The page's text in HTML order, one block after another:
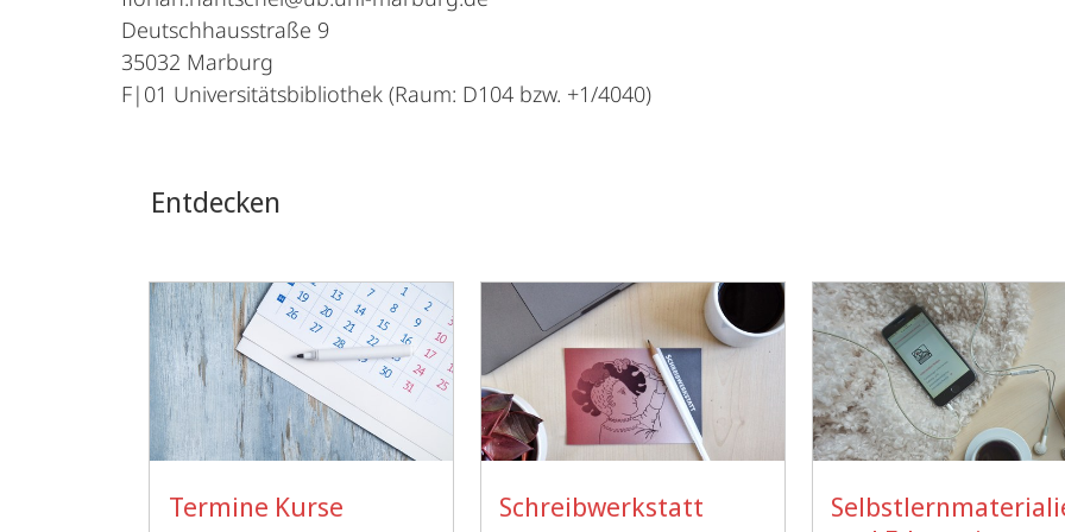
Deutschhausstraße 9
35032 Marburg
F|01 Universitätsbibliothek (Raum: D104 bzw. +1/4040)
Entdecken
Termine Kurse Schreibwerkstatt